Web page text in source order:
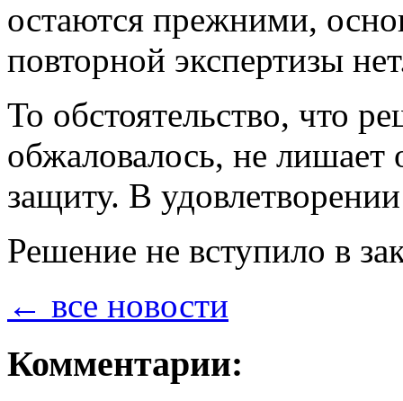
остаются прежними,
повторной экспертизы
То обстоятельство, что
обжаловалось, не лишает
защиту. В
Решение не вступило в
← все новости
Комментарии: